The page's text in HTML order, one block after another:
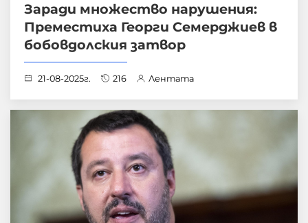
Заради множество нарушения:
Преместиха Георги Семерджиев в
бобовдолския затвор
21-08-2025г. 216 Лентата